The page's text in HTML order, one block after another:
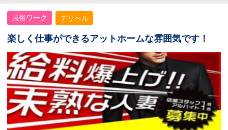
風俗ワーク デリヘル
楽しく仕事ができるアットホームな雰囲気です！